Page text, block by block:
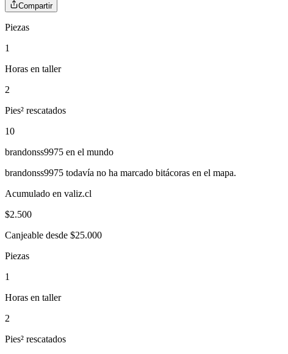
Compartir
Piezas
1
Horas en taller
2
Pies² rescatados
10
brandonss9975 en el mundo
brandonss9975 todavía no ha marcado bitácoras en el mapa.
Acumulado en valiz.cl
$2.500
Canjeable desde $25.000
Piezas
1
Horas en taller
2
Pies² rescatados